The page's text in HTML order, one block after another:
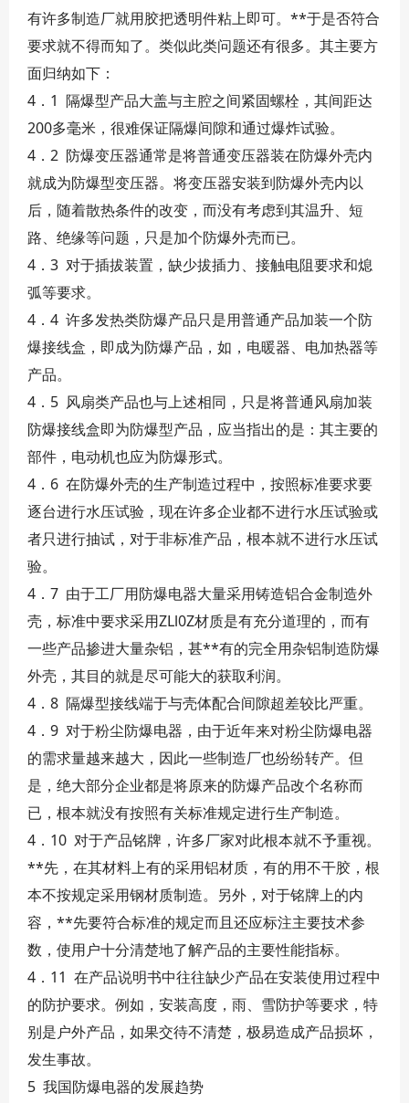
有许多制造厂就用胶把透明件粘上即可。**于是否符合
要求就不得而知了。类似此类问题还有很多。其主要方
面归纳如下：
4．1 隔爆型产品大盖与主腔之间紧固螺栓，其间距达
200多毫米，很难保证隔爆间隙和通过爆炸试验。
4．2 防爆变压器通常是将普通变压器装在防爆外壳内
就成为防爆型变压器。将变压器安装到防爆外壳内以
后，随着散热条件的改变，而没有考虑到其温升、短
路、绝缘等问题，只是加个防爆外壳而已。
4．3 对于插拔装置，缺少拔插力、接触电阻要求和熄
弧等要求。
4．4 许多发热类防爆产品只是用普通产品加装一个防
爆接线盒，即成为防爆产品，如，电暖器、电加热器等
产品。
4．5 风扇类产品也与上述相同，只是将普通风扇加装
防爆接线盒即为防爆型产品，应当指出的是：其主要的
部件，电动机也应为防爆形式。
4．6 在防爆外壳的生产制造过程中，按照标准要求要
逐台进行水压试验，现在许多企业都不进行水压试验或
者只进行抽试，对于非标准产品，根本就不进行水压试
验。
4．7 由于工厂用防爆电器大量采用铸造铝合金制造外
壳，标准中要求采用ZLl0Z材质是有充分道理的，而有
一些产品掺进大量杂铝，甚**有的完全用杂铝制造防爆
外壳，其目的就是尽可能大的获取利润。
4．8 隔爆型接线端于与壳体配合间隙超差较比严重。
4．9 对于粉尘防爆电器，由于近年来对粉尘防爆电器
的需求量越来越大，因此一些制造厂也纷纷转产。但
是，绝大部分企业都是将原来的防爆产品改个名称而
已，根本就没有按照有关标准规定进行生产制造。
4．10 对于产品铭牌，许多厂家对此根本就不予重视。
**先，在其材料上有的采用铝材质，有的用不干胶，根
本不按规定采用钢材质制造。另外，对于铭牌上的内
容，**先要符合标准的规定而且还应标注主要技术参
数，使用户十分清楚地了解产品的主要性能指标。
4．11 在产品说明书中往往缺少产品在安装使用过程中
的防护要求。例如，安装高度，雨、雪防护等要求，特
别是户外产品，如果交待不清楚，极易造成产品损坏，
发生事故。
5 我国防爆电器的发展趋势